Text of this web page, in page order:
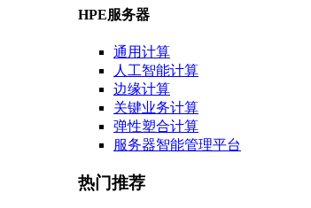
HPE服务器
通用计算
人工智能计算
边缘计算
关键业务计算
弹性塑合计算
服务器智能管理平台
热门推荐